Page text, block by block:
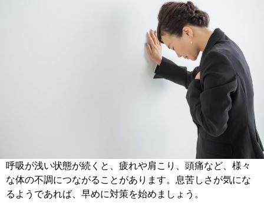
呼吸が浅い状態が続くと、疲れや肩こり、頭痛など、様々
な体の不調につながることがあります。息苦しさが気にな
るようであれば、早めに対策を始めましょう。